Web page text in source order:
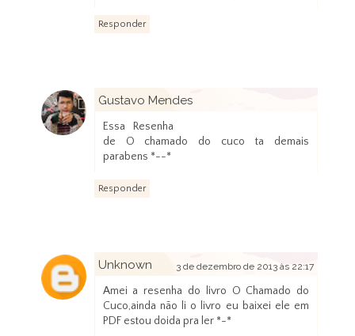
Responder
Gustavo Mendes
Essa Resenha
de O chamado do cuco ta demais
parabens *--*
Responder
Unknown 3 de dezembro de 2013 às 22:17
Amei a resenha do livro O Chamado do
Cuco,ainda não li o livro eu baixei ele em
PDF estou doida pra ler *-*